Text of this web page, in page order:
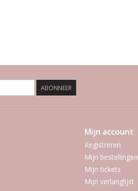
ABONNEER
Mijn account
Registreren
Mijn bestellingen
Mijn tickets
Mijn verlanglijst